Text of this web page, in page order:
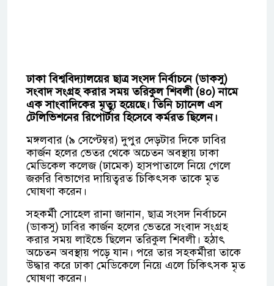
ঢাকা বিশ্ববিদ্যালয়ের ছাত্র সংসদ নির্বাচনে (ডাকসু)
সংবাদ সংগ্রহ করার সময় তরিকুল শিবলী (৪০) নামে
এক সাংবাদিকের মৃত্যু হয়েছে। তিনি চ্যানেল এস
টেলিভিশনের রিপোর্টার হিসেবে কর্মরত ছিলেন।
মঙ্গলবার (৯ সেপ্টেম্বর) দুপুর দেড়টার দিকে ঢাবির
কার্জন হলের ভেতর থেকে অচেতন অবস্থায় ঢাকা
মেডিকেল কলেজ (ঢামেক) হাসপাতালে নিয়ে গেলে
জরুরি বিভাগের দায়িত্বরত চিকিৎসক তাকে মৃত
ঘোষণা করেন।
সহকর্মী সোহেল রানা জানান, ছাত্র সংসদ নির্বাচনে
(ডাকসু) ঢাবির কার্জন হলের ভেতরে সংবাদ সংগ্রহ
করার সময় লাইভে ছিলেন তরিকুল শিবলী। হঠাৎ
অচেতন অবস্থায় পড়ে যান। পরে তার সহকর্মীরা তাকে
উদ্ধার করে ঢাকা মেডিকেলে নিয়ে এলে চিকিৎসক মৃত
ঘোষণা করেন।